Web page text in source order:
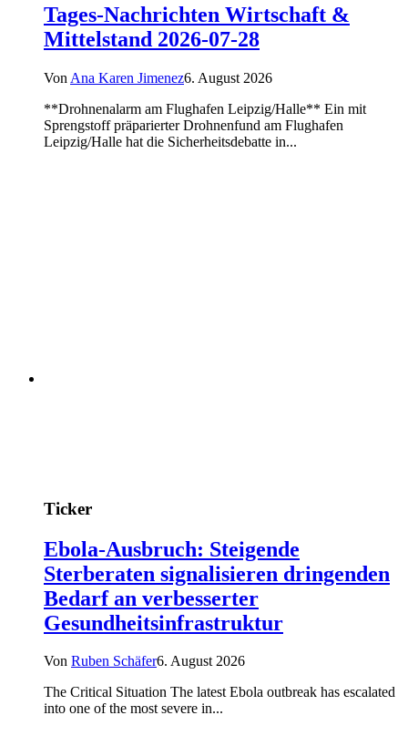
Tages-Nachrichten Wirtschaft &
Mittelstand 2026-07-28
Von Ana Karen Jimenez6. August 2026
**Drohnenalarm am Flughafen Leipzig/Halle** Ein mit
Sprengstoff präparierter Drohnenfund am Flughafen
Leipzig/Halle hat die Sicherheitsdebatte in...
Ticker
Ebola-Ausbruch: Steigende
Sterberaten signalisieren dringenden
Bedarf an verbesserter
Gesundheitsinfrastruktur
Von Ruben Schäfer6. August 2026
The Critical Situation The latest Ebola outbreak has escalated
into one of the most severe in...